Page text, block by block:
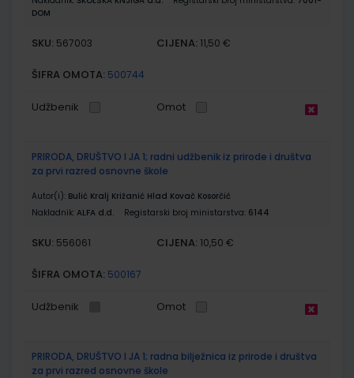
DOM
SKU: 567003 CIJENA: 11,50 €
ŠIFRA OMOTA: 500744
Udžbenik Omot
PRIRODA, DRUŠTVO I JA 1; radni udžbenik iz prirode i društva
za prvi razred osnovne škole
Autor(i): Bulić Kralj Križanić Hlad Kovač Kosorčić
Nakladnik: ALFA d.d. Registarski broj ministarstva: 6144
SKU: 556061 CIJENA: 10,50 €
ŠIFRA OMOTA: 500167
Udžbenik Omot
PRIRODA, DRUŠTVO I JA 1; radna bilježnica iz prirode i društva
za prvi razred osnovne škole